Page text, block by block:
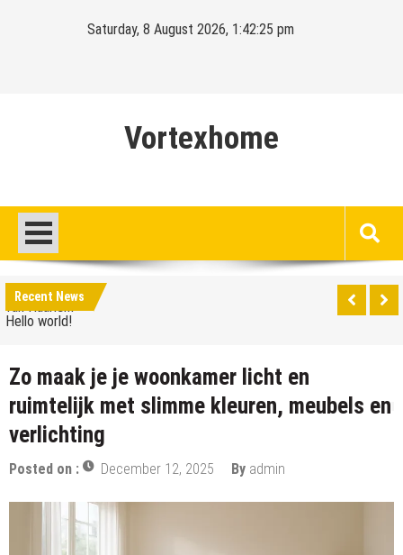
Saturday, 8 August 2026, 1:42:26 pm
Vortexhome
Recent News
Hello world!
Ontdek het sprookjesachtige Elswout aan de rand
Hello world!
Ontdek het sprookjesachtige Elswout aan de rand
Zo maak je je woonkamer licht en
ruimtelijk met slimme kleuren, meubels en
verlichting
Posted on : December 12, 2025 By admin